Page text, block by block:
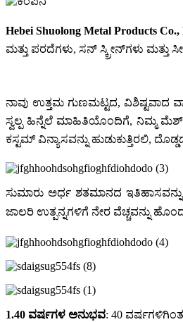
Hebei Shuolong Metal Products
ಮತ್ತು ಪರದೆಗಳು, ಸನ್ ಸ್ಕ್ರೀನ್‌ಗಳು
ನಾವು ಉತ್ತಮ ಗುಣಮಟ್ಟದ, ವಿಶಿಷ್ಟವಾದ
ಸ್ವಲ್ಪ ಹಿನ್ನೆಲೆ ಮಾಹಿತಿಯೊಂದಿಗೆ, ನಿಮ್ಮ
ಕಸ್ಟಮ್ ವಿನ್ಯಾಸವನ್ನು ಹುಡುಕುತ್ತಿರಲಿ,
ಸುಮಾರು ಅರ್ಧ ಶತಮಾನದ
ಜಾಲರಿ ಉತ್ಪನ್ನಗಳಿಗೆ ನೇರ ವೆಚ್ಚವನ್ನು
1.40 ವರ್ಷಗಳ ಅನುಭವ: 40